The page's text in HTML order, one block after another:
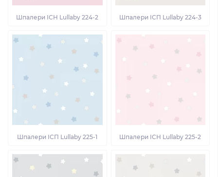
Шпалери ІСН Lullaby 224-2 Шпалери ІСП Lullaby 224-3
Шпалери ІСП Lullaby 225-1 Шпалери ІСН Lullaby 225-2